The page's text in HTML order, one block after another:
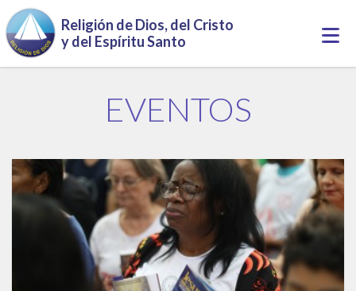
Pasar al contenido principal
Religión de Dios, del Cristo
y del Espíritu Santo
EVENTOS